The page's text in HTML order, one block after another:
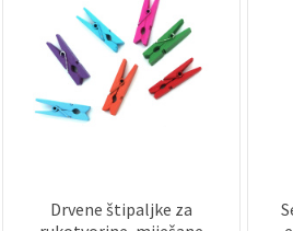
Drvene štipaljke za